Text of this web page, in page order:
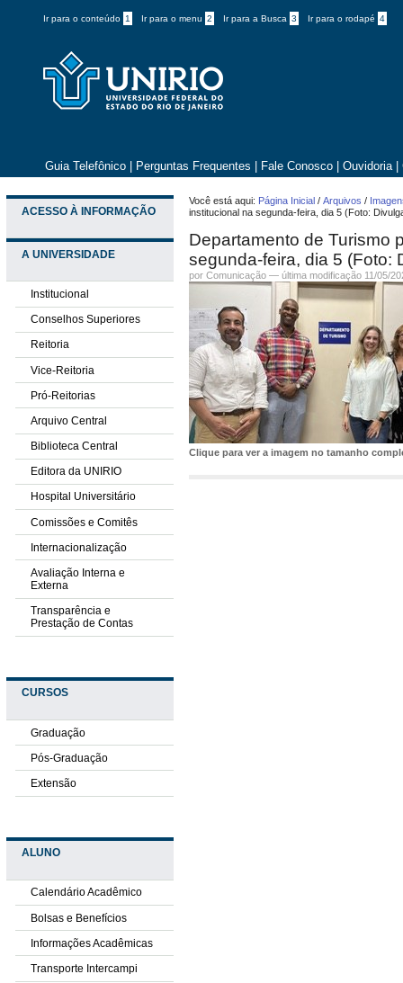
Ir para o conteúdo 1 Ir para o menu 2 Ir para a Busca 3 Ir para o rodapé 4
Guia Telefônico Perguntas Frequentes Fale Conosco Ouvidoria
ACESSO À INFORMAÇÃO
A UNIVERSIDADE
Institucional
Conselhos Superiores
Reitoria
Vice-Reitoria
Pró-Reitorias
Arquivo Central
Biblioteca Central
Editora da UNIRIO
Hospital Universitário
Comissões e Comitês
Internacionalização
Avaliação Interna e
Externa
Transparência e
Prestação de Contas
CURSOS
Graduação
Pós-Graduação
Extensão
ALUNO
Calendário Acadêmico
Bolsas e Benefícios
Informações Acadêmicas
Transporte Intercampi
Você está aqui: Página Inicial /Arquivos /
institucional na segunda-feira, dia 5 (Foto:
Departamento de Turismo
segunda-feira, dia 5 (Foto:
porComunicação —última modificação 11/05/
Clique para ver a imagem no tamanho